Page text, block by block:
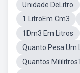
Unidade DeLitro
1 LitroEm Cm3
1Dm3 Em Litros
Quanto Pesa Um
Quantos